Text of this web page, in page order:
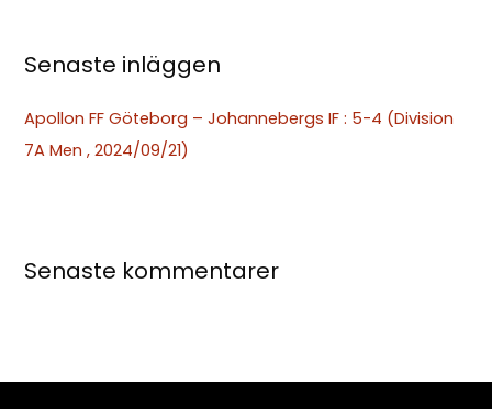
Senaste inläggen
Apollon FF Göteborg – Johannebergs IF : 5-4 (Division
7A Men , 2024/09/21)
Senaste kommentarer